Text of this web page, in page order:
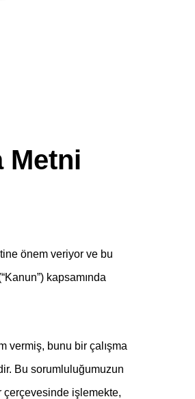
Metni
önem veriyor ve bu
kapsamında
vermiş, bunu bir çalışma
Bu sorumluluğumuzun
çerçevesinde işlemekte,